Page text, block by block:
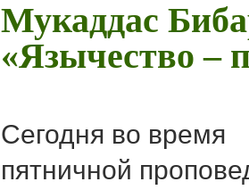
Мукаддас
«Язычество –
Сегодня во время
пятничной